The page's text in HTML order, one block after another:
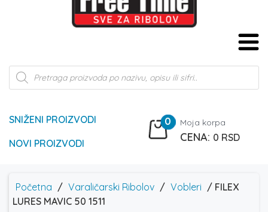
Products
search
SNIŽENI PROIZVODI
NOVI PROIZVODI
0 Moja korpa
0 RSD
Početna / Varaličarski Ribolov / Vobleri / FILEX
LURES MAVIC 50 1511